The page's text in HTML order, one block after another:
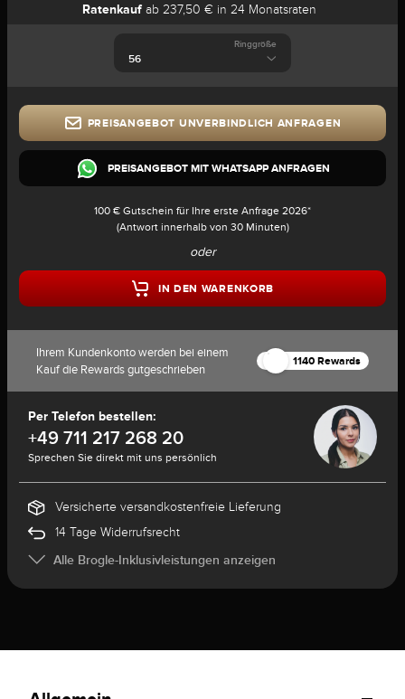
Ratenkaufab 237,50 € in 24 Monatsraten
Ringgröße
PREISANGEBOT UNVERBINDLICH ANFRAGEN
PREISANGEBOT MIT WHATSAPP ANFRAGEN
100 € Gutschein für Ihre erste Anfrage 2026*
(Antwort innerhalb von 30 Minuten)
oder
IN DEN WARENKORB
Ihrem Kundenkonto werden bei einem
Kauf die Rewards gutgeschrieben
1140 Rewards
Per Telefon bestellen:
+49 711 217 268 20
Sprechen Sie direkt mit uns persönlich
Versicherte versandkostenfreie Lieferung
14 Tage Widerrufsrecht
Alle Brogle-Inklusivleistungen anzeigen